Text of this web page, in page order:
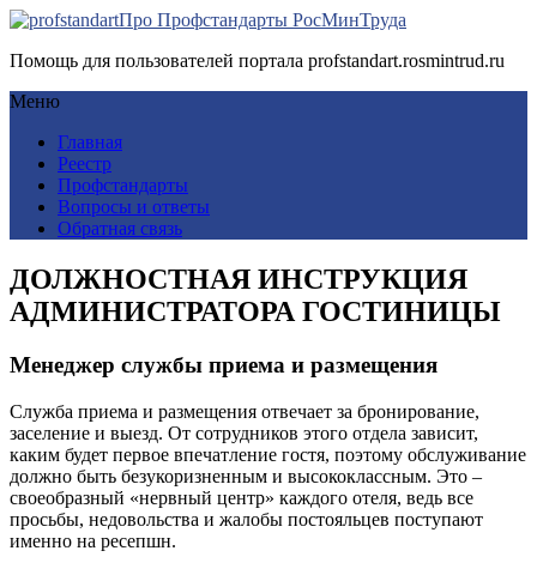
Про Профстандарты РосМинТруда
Помощь для пользователей портала profstandart.rosmintrud.ru
Меню
Главная
Реестр
Профстандарты
Вопросы и ответы
Обратная связь
ДОЛЖНОСТНАЯ ИНСТРУКЦИЯ
АДМИНИСТРАТОРА ГОСТИНИЦЫ
Менеджер службы приема и размещения
Служба приема и размещения отвечает за бронирование,
заселение и выезд. От сотрудников этого отдела зависит,
каким будет первое впечатление гостя, поэтому обслуживание
должно быть безукоризненным и высококлассным. Это –
своеобразный «нервный центр» каждого отеля, ведь все
просьбы, недовольства и жалобы постояльцев поступают
именно на ресепшн.